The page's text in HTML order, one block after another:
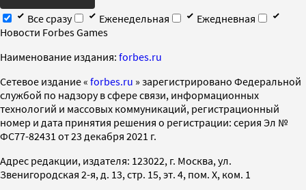
Все сразу
Еженедельная
Ежедневная
Новости Forbes Games
Наименование издания: forbes.ru
Cетевое издание « forbes.ru » зарегистрировано Федеральной
службой по надзору в сфере связи, информационных
технологий и массовых коммуникаций, регистрационный
номер и дата принятия решения о регистрации: серия Эл №
ФС77-82431 от 23 декабря 2021 г.
Адрес редакции, издателя: 123022, г. Москва, ул.
Звенигородская 2-я, д. 13, стр. 15, эт. 4, пом. X, ком. 1